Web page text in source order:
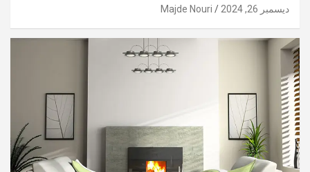
ديسمبر 26, 2024 Majde Nouri